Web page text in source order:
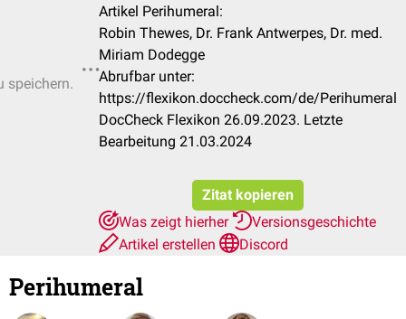
speichern.
Artikel Perihumeral:
Robin Thewes, Dr. Frank Antwerpes, Dr. med.
Miriam Dodegge
Abrufbar unter:
https://flexikon.doccheck.com/de/Perihumeral
DocCheck Flexikon 26.09.2023. Letzte
Bearbeitung 21.03.2024
Zitat kopieren
Was zeigt hierher
Versionsgeschichte
Artikel erstellen
Discord
Perihumeral